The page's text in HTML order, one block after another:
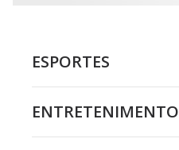
ESPORTES
ENTRETENIMENTO